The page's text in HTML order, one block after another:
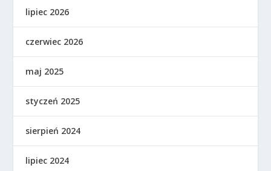
lipiec 2026
czerwiec 2026
maj 2025
styczeń 2025
sierpień 2024
lipiec 2024